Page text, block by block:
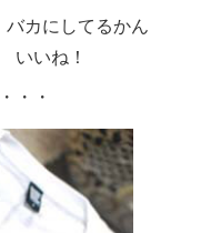
カにしてるかん
いね！
・・